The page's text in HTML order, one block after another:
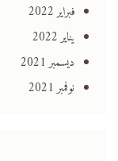
فبراير 2022
يناير 2022
ديسمبر 2021
نوفمبر 2021